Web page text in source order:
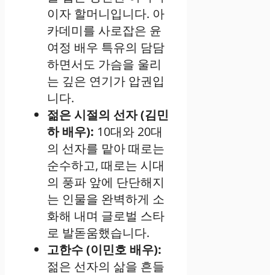
이자 할머니입니다. 아
카데미를 사로잡은 윤
여정 배우 특유의 담담
하면서도 가슴을 울리
는 깊은 연기가 압권입
니다.
젊은 시절의 선자 (김민
하 배우): 10대와 20대
의 선자를 맡아 때로는
순수하고, 때로는 시대
의 풍파 앞에 단단해지
는 인물을 완벽하게 소
화해 내며 글로벌 스타
로 발돋움했습니다.
고한수 (이민호 배우):
젊은 선자의 삶을 흔들